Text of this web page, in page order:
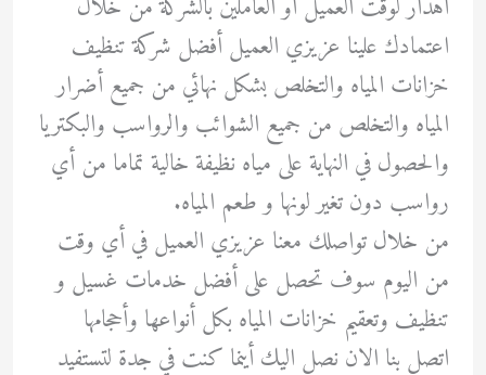
اعتمادك علينا عزيزي العميل أفضل شركة تنظيف
خزانات المياه والتخلص بشكل نهائي من جميع أضرار
المياه والتخلص من جميع الشوائب والرواسب والبكتريا
والحصول في النهاية على مياه نظيفة خالية تماما من أي
رواسب دون تغير لونها و طعم المياه.
من خلال تواصلك معنا عزيزي العميل في أي وقت
من اليوم سوف تحصل على أفضل خدمات غسيل و
تنظيف وتعقيم خزانات المياه بكل أنواعها وأحجامها
اتصل بنا الان نصل اليك أينما كنت في جدة لتستفيد